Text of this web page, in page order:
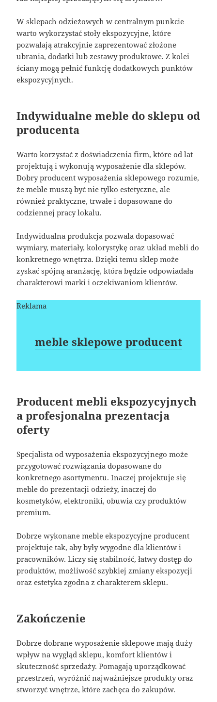
W sklepach odzieżowych w centralnym punkcie
warto wykorzystać stoły ekspozycyjne, które
pozwalają atrakcyjnie zaprezentować złożone
ubrania, dodatki lub zestawy produktowe. Z kolei
ściany mogą pełnić funkcję dodatkowych punktów
ekspozycyjnych.
Indywidualne meble do sklepu od
producenta
Warto korzystać z doświadczenia firm, które od lat
projektują i wykonują wyposażenie dla sklepów.
Dobry producent wyposażenia sklepowego rozumie,
że meble muszą być nie tylko estetyczne, ale
również praktyczne, trwałe i dopasowane do
codziennej pracy lokalu.
Indywidualna produkcja pozwala dopasować
wymiary, materiały, kolorystykę oraz układ mebli do
konkretnego wnętrza. Dzięki temu sklep może
zyskać spójną aranżację, która będzie odpowiadała
charakterowi marki i oczekiwaniom klientów.
Reklama
meble sklepowe producent
Producent mebli ekspozycyjnych
a profesjonalna prezentacja
oferty
Specjalista od wyposażenia ekspozycyjnego może
przygotować rozwiązania dopasowane do
konkretnego asortymentu. Inaczej projektuje się
meble do prezentacji odzieży, inaczej do
kosmetyków, elektroniki, obuwia czy produktów
premium.
Dobrze wykonane meble ekspozycyjne producent
projektuje tak, aby były wygodne dla klientów i
pracowników. Liczy się stabilność, łatwy dostęp do
produktów, możliwość szybkiej zmiany ekspozycji
oraz estetyka zgodna z charakterem sklepu.
Zakończenie
Dobrze dobrane wyposażenie sklepowe mają duży
wpływ na wygląd sklepu, komfort klientów i
skuteczność sprzedaży. Pomagają uporządkować
przestrzeń, wyróżnić najważniejsze produkty oraz
stworzyć wnętrze, które zachęca do zakupów.